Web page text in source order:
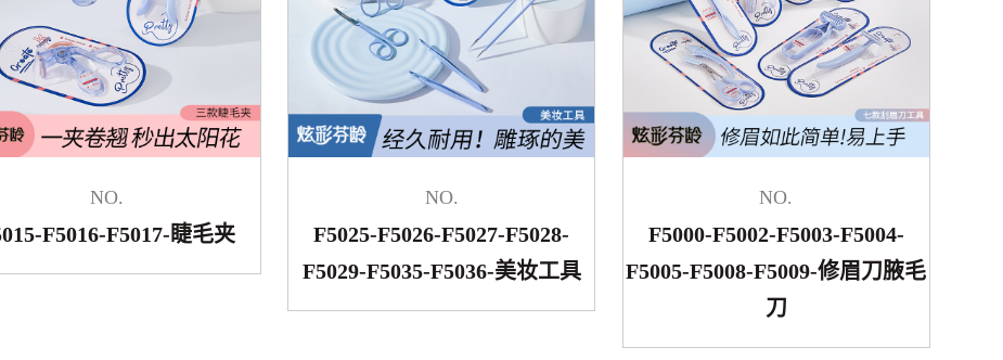
NO.
F5016-F5017-睫毛夹
NO.
F5025-F5026-F5027-F5028-
F5029-F5035-F5036-美妆工具
NO.
F5000-F5002-F5003-F5004-
F5005-F5008-F5009-修眉刀腋毛
刀